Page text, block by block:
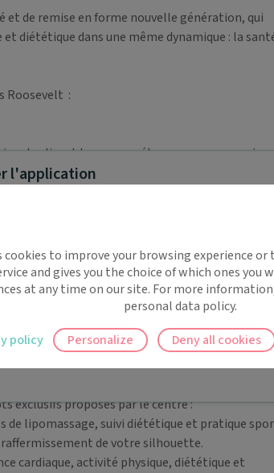
diététique dans une même dynamique : la
Roosevelt  :
mutualisent leurs compétences, pour une prise
aménagé.
relaient tous les jours pour vous proposer des
l’eau ou au sol, pour varier les plaisirs et
avec des abonnements unitaires, mensuels
et la connaissance de soi, basées sur des
exclusifs proposés par le centre :
de lipomassage, suivi diététique et pratique
de votre silhouette.
cardiaque, activité physique, diététique et
l'application
!
rappels automatiques pour ne plus rien
cookies to improve your browsing experience
and gives you the choice of which ones you
at any time on our site. For more
personal data policy.
Deny all cookies
Personalize
policy